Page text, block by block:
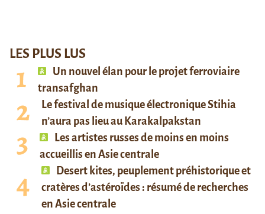
LES PLUS LUS
Un nouvel élan pour le projet ferroviaire
transafghan
Le festival de musique électronique Stihia
n’aura pas lieu au Karakalpakstan
Les artistes russes de moins en moins
accueillis en Asie centrale
Desert kites, peuplement préhistorique et
cratères d’astéroïdes : résumé de recherches
en Asie centrale